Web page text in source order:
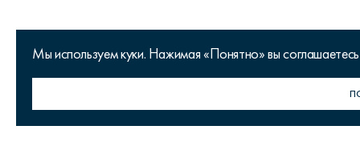
Мы используем куки. Нажимая «Понятно» вы